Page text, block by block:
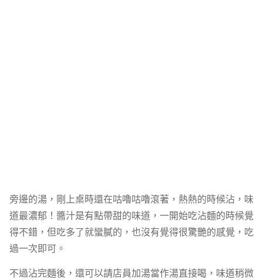
旁邊的湯，剛上桌時還在咕嚕咕嚕滾著，熱熱的時候沾，味
道最濃郁！醬汁是有點帶甜的味道，一開始吃沾麵的時候覺
得不錯，但吃多了就蠻膩的，也沒有覺得很驚艷的感覺，吃
過一次即可。
不過沾完麵後，還可以請店員加湯當作湯直接喝，味道稍微